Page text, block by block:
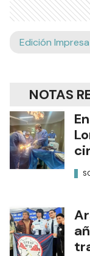
Edición Impresa
NOTAS